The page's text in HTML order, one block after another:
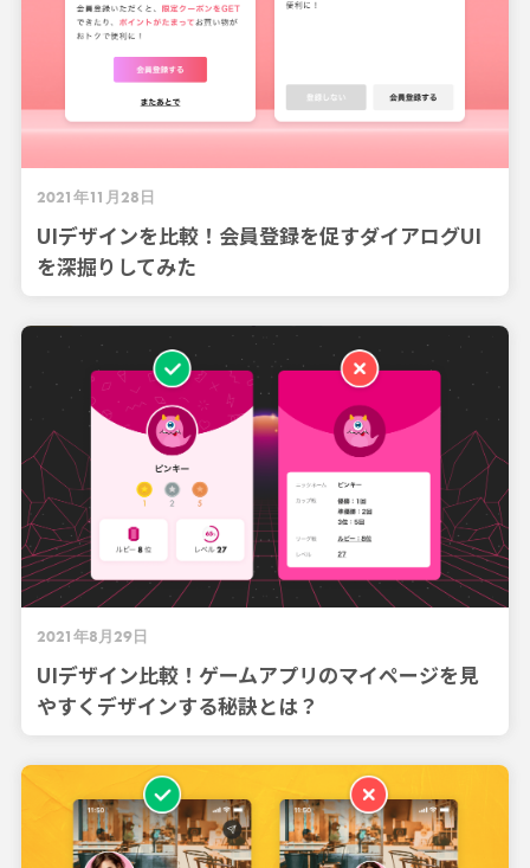
2021年11月28日
UIデザインを比較！会員登録を促すダイアログUI
を深掘りしてみた
2021年8月29日
UIデザイン比較！ゲームアプリのマイページを見
やすくデザインする秘訣とは？